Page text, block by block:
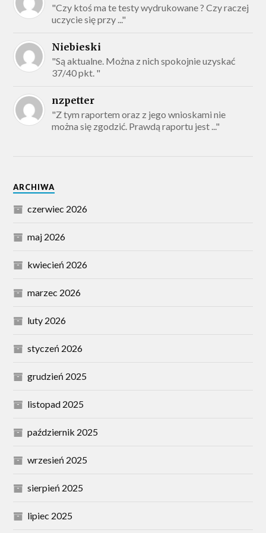
"Czy ktoś ma te testy wydrukowane ? Czy raczej
uczycie się przy ..."
Niebieski
"Są aktualne. Można z nich spokojnie uzyskać
37/40 pkt. "
nzpetter
"Z tym raportem oraz z jego wnioskami nie
można się zgodzić. Prawdą raportu jest ..."
ARCHIWA
czerwiec 2026
maj 2026
kwiecień 2026
marzec 2026
luty 2026
styczeń 2026
grudzień 2025
listopad 2025
październik 2025
wrzesień 2025
sierpień 2025
lipiec 2025